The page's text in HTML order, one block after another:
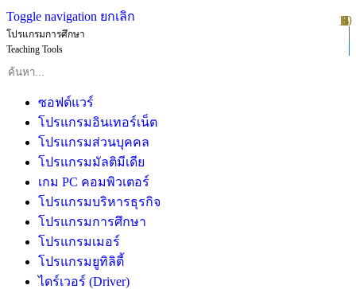
Toggle navigation ยกเลิก
โปรแกรมการศึกษา
Teaching Tools
ซอฟต์แวร์
โปรแกรมอินเทอร์เน็ต
โปรแกรมส่วนบุคคล
โปรแกรมมัลติมีเดีย
เกม PC คอมพิวเตอร์
โปรแกรมบริหารธุรกิจ
โปรแกรมการศึกษา
โปรแกรมเมอร์
โปรแกรมยูทิลิตี้
ไดร์เวอร์ (Driver)
1
2
3
4
5
6
7
8
9
10